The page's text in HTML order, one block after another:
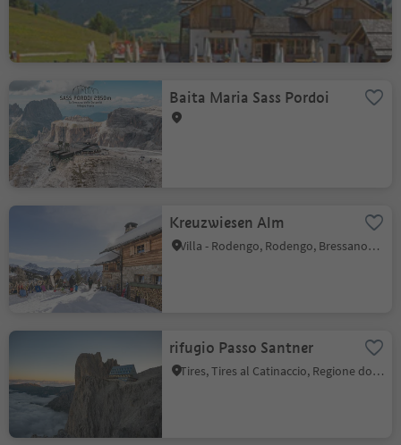
Baita Maria Sass Pordoi
Kreuzwiesen Alm
Villa - Rodengo, Rodengo, Bressanone e dintorni
rifugio Passo Santner
Tires, Tires al Catinaccio, Regione dolomitica Alpe di Siusi